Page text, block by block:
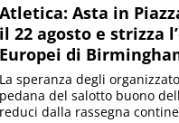
Atletica: Asta in
il 22 agosto e strizza
Europei di
La speranza degli
pedana del salotto buono
reduci dalla rassegna